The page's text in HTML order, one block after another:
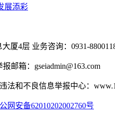
展添彩
厦4层 业务咨询：0931-
邮箱：gseiadmin@163.com
法和不良信息举报中心：
网安备62010202002760号